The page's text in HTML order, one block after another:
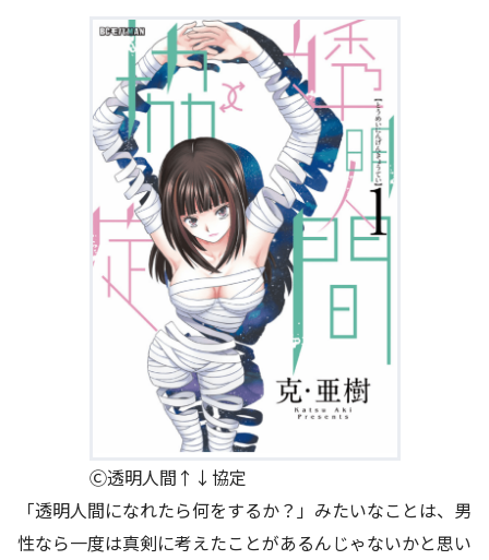
Ⓒ透明人間↑↓協定
「透明人間になれたら何をするか？」みたいなことは、男
性なら一度は真剣に考えたことがあるんじゃないかと思い